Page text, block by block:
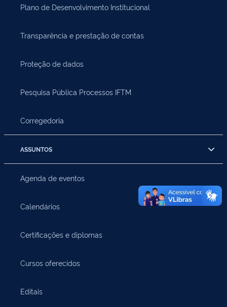
Plano de Desenvolvimento Institucional
Transparência e prestação de contas
Proteção de dados
Pesquisa Pública Processos IFTM
Corregedoria
ASSUNTOS
Agenda de eventos
Calendários
Certificações e diplomas
Cursos oferecidos
Editais